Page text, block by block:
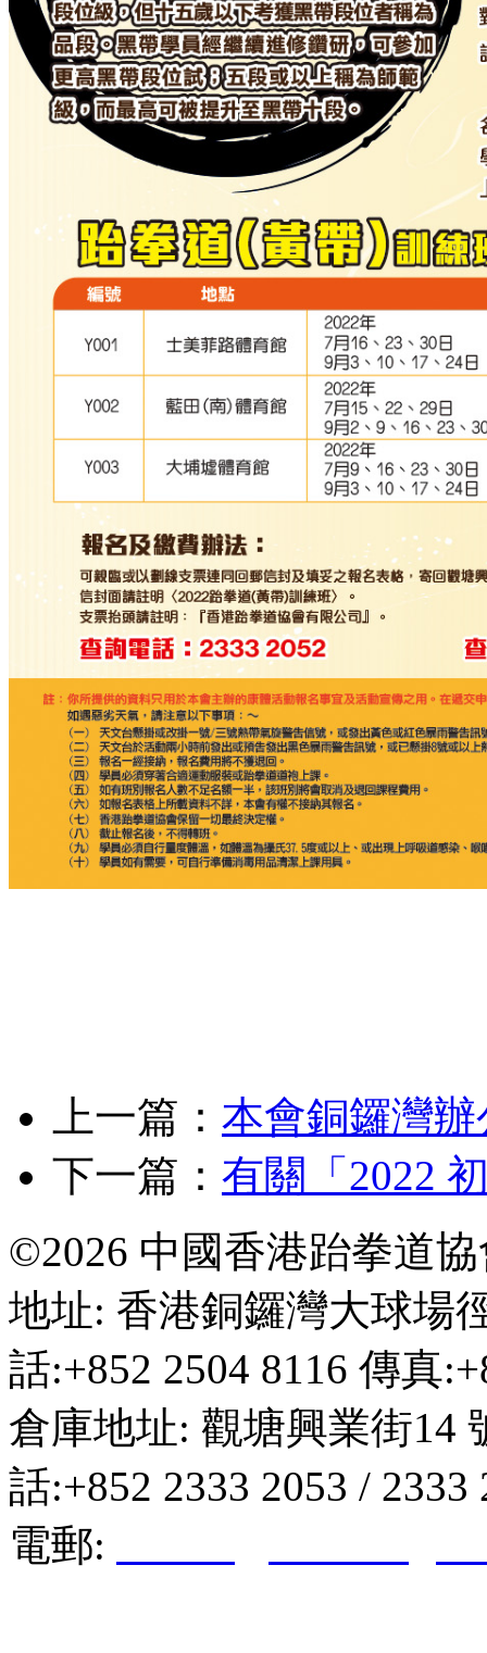
上一篇： 本會銅鑼灣
下一篇： 有關「2022
©2026 中國香港跆拳道
地址: 香港銅鑼灣大球場
話:+852 2504 8116 傳真
倉庫地址: 觀塘興業街14
話:+852 2333 2053 /
電郵: